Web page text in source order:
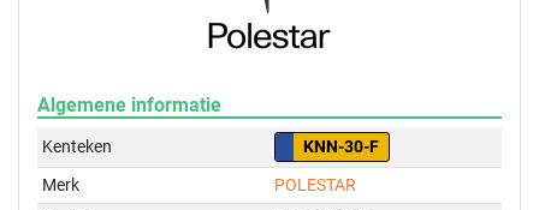
Algemene informatie
Kenteken
KNN-30-F
Merk
POLESTAR